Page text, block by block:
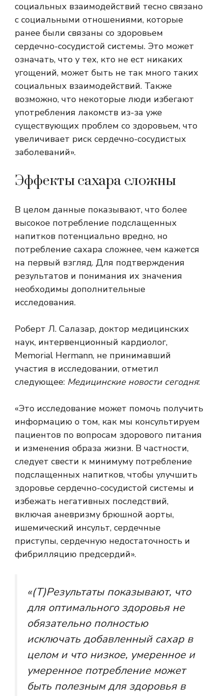
социальных взаимодействий тесно связано
с социальными отношениями, которые
ранее были связаны со здоровьем
сердечно-сосудистой системы. Это может
означать, что у тех, кто не ест никаких
угощений, может быть не так много таких
социальных взаимодействий. Также
возможно, что некоторые люди избегают
употребления лакомств из-за уже
существующих проблем со здоровьем, что
увеличивает риск сердечно-сосудистых
заболеваний».
Эффекты сахара сложны
В целом данные показывают, что более
высокое потребление подслащенных
напитков потенциально вредно, но
потребление сахара сложнее, чем кажется
на первый взгляд. Для подтверждения
результатов и понимания их значения
необходимы дополнительные
исследования.
Роберт Л. Салазар, доктор медицинских
наук, интервенционный кардиолог,
Memorial Hermann, не принимавший
участия в исследовании, отметил
следующее: Медицинские новости сегодня:
«Это исследование может помочь получить
информацию о том, как мы консультируем
пациентов по вопросам здорового питания
и изменения образа жизни. В частности,
следует свести к минимуму потребление
подслащенных напитков, чтобы улучшить
здоровье сердечно-сосудистой системы и
избежать негативных последствий,
включая аневризму брюшной аорты,
ишемический инсульт, сердечные
приступы, сердечную недостаточность и
фибрилляцию предсердий».
«(T)Результаты показывают, что
для оптимального здоровья не
обязательно полностью
исключать добавленный сахар в
целом и что низкое, умеренное и
умеренное потребление может
быть полезным для здоровья в